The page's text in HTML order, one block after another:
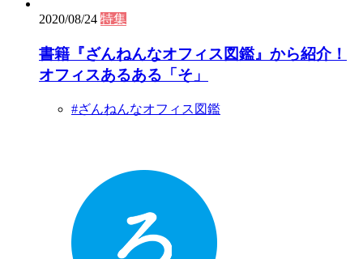
2020/08/24 特集
書籍『ざんねんなオフィス図鑑』から紹介！
オフィスあるある「そ」
#ざんねんなオフィス図鑑